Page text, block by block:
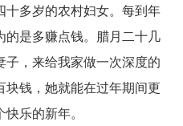
多岁的农村妇女。每到年
的是多赚点钱。腊月二十几
，来给我家做一次深度的
钱，她就能在过年期间更
乐的新年。